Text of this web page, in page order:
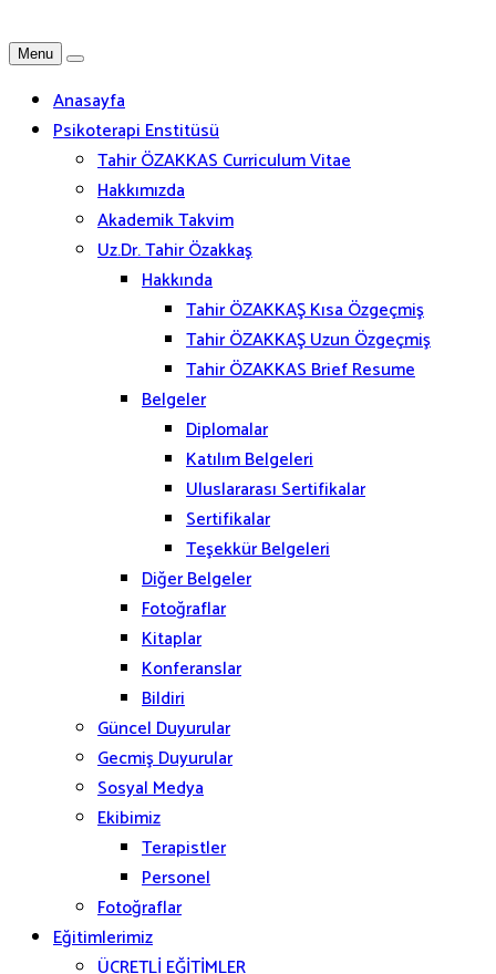
Menu
Anasayfa
Psikoterapi Enstitüsü
Tahir ÖZAKKAS Curriculum Vitae
Hakkımızda
Akademik Takvim
Uz.Dr. Tahir Özakkaş
Hakkında
Tahir ÖZAKKAŞ Kısa Özgeçmiş
Tahir ÖZAKKAŞ Uzun Özgeçmiş
Tahir ÖZAKKAS Brief Resume
Belgeler
Diplomalar
Katılım Belgeleri
Uluslararası Sertifikalar
Sertifikalar
Teşekkür Belgeleri
Diğer Belgeler
Fotoğraflar
Kitaplar
Konferanslar
Bildiri
Güncel Duyurular
Gecmiş Duyurular
Sosyal Medya
Ekibimiz
Terapistler
Personel
Fotoğraflar
Eğitimlerimiz
ÜCRETLİ EĞİTİMLER